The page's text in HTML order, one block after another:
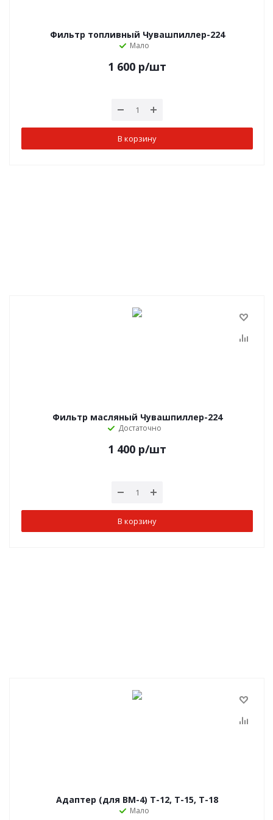
Фильтр топливный Чувашпиллер-224
Мало
1 600 р/шт
В корзину
Фильтр масляный Чувашпиллер-224
Достаточно
1 400 р/шт
В корзину
Адаптер (для ВМ-4) Т-12, Т-15, Т-18
Мало